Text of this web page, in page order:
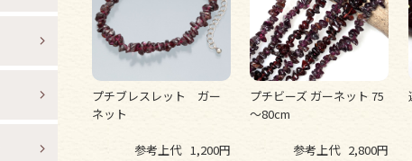
プチブレスレット ガー
ネット
参考上代 1,200円
プチビーズ ガーネット 75
～80cm
参考上代 2,800円